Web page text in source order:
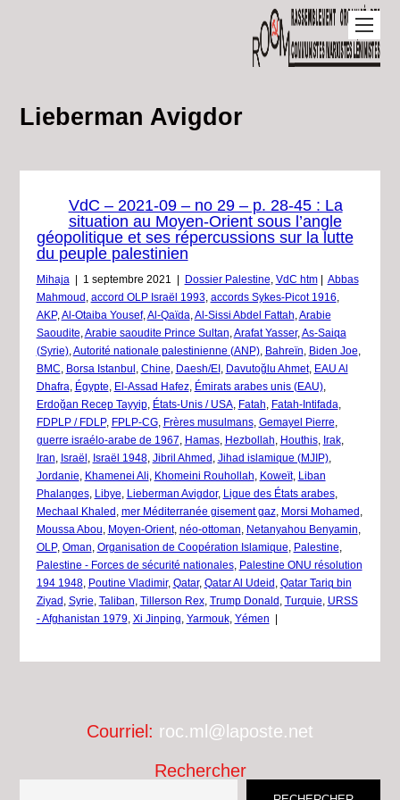
Lieberman Avigdor
VdC – 2021-09 – no 29 – p. 28-45 : La
situation au Moyen-Orient sous l’angle
géopolitique et ses répercussions sur la lutte
du peuple palestinien
Mihaja 1 septembre 2021 Dossier Palestine VdC htm
Abbas
Mahmoud
accord OLP Israël 1993, accords Sykes-Picot 1916
AKP, Al-Otaiba Yousef, Al-Qaïda Al-Sissi Abdel Fattah Arabie
Saoudite Arabie saoudite Prince Sultan Arafat Yasser, As-Saiqa
(Syrie), Autorité nationale palestinienne (ANP), Bahreïn Biden Joe
BMC
Borsa Istanbul Chine Daesh/EI Davutoğlu Ahmet, EAU Al
Dhafra
Égypte El-Assad Hafez, Émirats arabes unis (EAU),
Erdoğan Recep Tayyip, États-Unis / USA, Fatah Fatah-Intifada
FDPLP / FDLP, FPLP-CG, Frères musulmans, Gemayel Pierre
guerre israélo-arabe de 1967
Hamas, Hezbollah Houthis, Irak,
Iran
Israël Israël 1948, Jibril Ahmed Jihad islamique (MJIP),
Jordanie
Khamenei Ali Khomeini Rouhollah Koweït,
Liban
Phalanges, Libye Lieberman Avigdor, Ligue des États arabes,
Mechaal Khaled
mer Méditerranée gisement gaz, Morsi Mohamed
Moussa Abou
Moyen-Orient, néo-ottoman Netanyahou Benyamin
OLP, Oman Organisation de Coopération Islamique Palestine
Palestine - Forces de sécurité nationales,
Palestine ONU résolution
194 1948, Poutine Vladimir, Qatar, Qatar Al Udeid
Qatar Tariq bin
Ziyad
Syrie Taliban Tillerson Rex, Trump Donald Turquie
URSS
- Afghanistan 1979, Xi Jinping Yarmouk, Yémen
Courriel: roc.ml@laposte.net
Rechercher